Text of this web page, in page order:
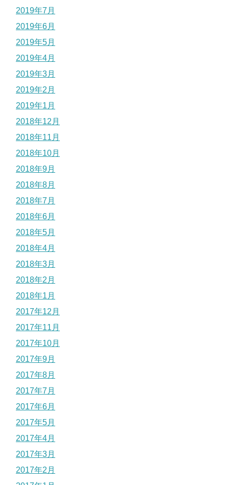
2019年7月
2019年6月
2019年5月
2019年4月
2019年3月
2019年2月
2019年1月
2018年12月
2018年11月
2018年10月
2018年9月
2018年8月
2018年7月
2018年6月
2018年5月
2018年4月
2018年3月
2018年2月
2018年1月
2017年12月
2017年11月
2017年10月
2017年9月
2017年8月
2017年7月
2017年6月
2017年5月
2017年4月
2017年3月
2017年2月